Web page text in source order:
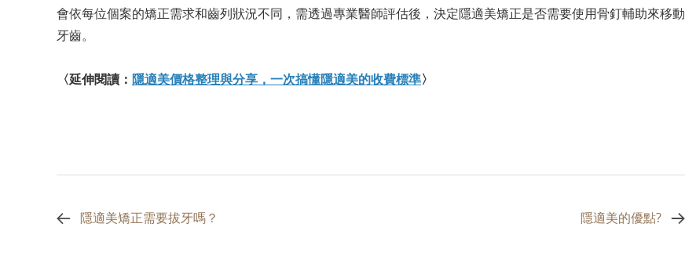
會依每位個案的矯正需求和齒列狀況不同，需透過專業醫師評估後，決定隱適美矯正是否需要使用骨釘輔助來移動
牙齒。
〈延伸閱讀： 隱適美價格整理與分享，一次搞懂隱適美的收費標準〉
隱適美矯正需要拔牙嗎？ 隱適美的優點?